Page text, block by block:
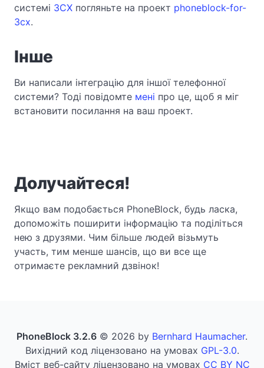
системі 3CX погляньте на проект phoneblock-for-
3cx.
Інше
Ви написали інтеграцію для іншої телефонної
системи? Тоді повідомте мені про це, щоб я міг
встановити посилання на ваш проект.
Долучайтеся!
Якщо вам подобається PhoneBlock, будь ласка,
допоможіть поширити інформацію та поділіться
нею з друзями. Чим більше людей візьмуть
участь, тим менше шансів, що ви все ще
отримаєте рекламний дзвінок!
PhoneBlock 3.2.6 © 2026 by Bernhard Haumacher.
Вихідний код ліцензовано на умовах GPL-3.0.
Вміст веб-сайту ліцензовано на умовах CC BY NC